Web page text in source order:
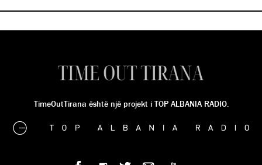
TimeOutTirana është një projekt i TOP ALBANIA RADIO.